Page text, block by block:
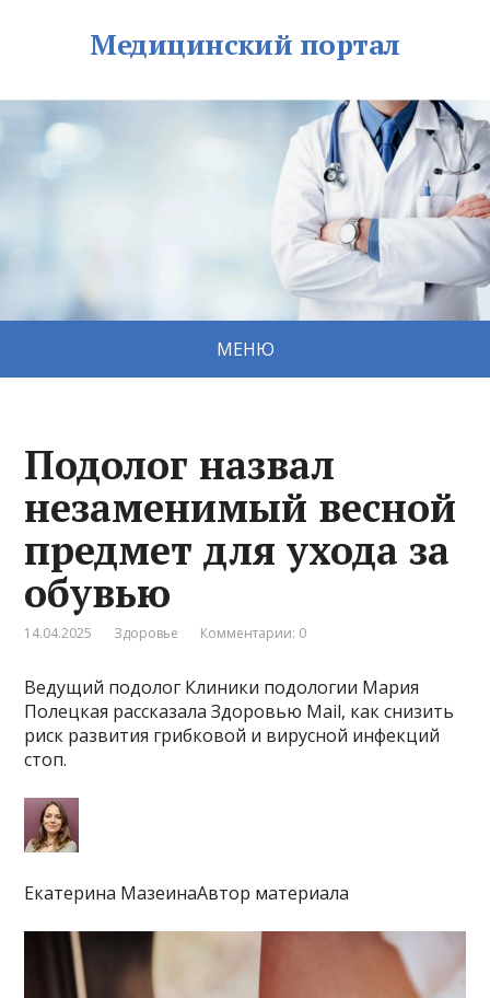
Медицинский портал
МЕНЮ
Подолог назвал
незаменимый весной
предмет для ухода за
обувью
14.04.2025 Здоровье Комментарии: 0
Ведущий подолог Клиники подологии Мария
Полецкая рассказала Здоровью Mail, как снизить
риск развития грибковой и вирусной инфекций
стоп.
Екатерина МазеинаАвтор материала